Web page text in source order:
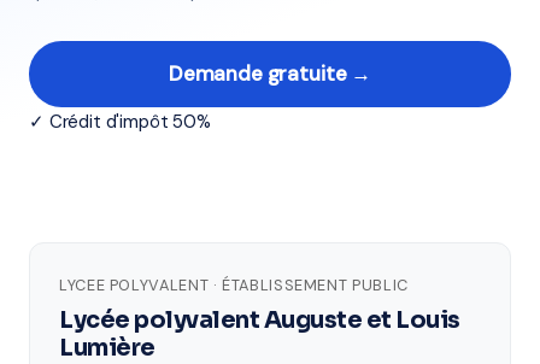
Demande gratuite →
✓ Crédit d'impôt 50%
LYCEE POLYVALENT · ÉTABLISSEMENT PUBLIC
Lycée polyvalent Auguste et Louis
Lumière